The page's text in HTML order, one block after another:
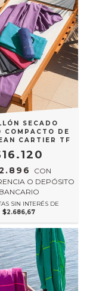
SECADO
COMPACTO DE
CARTIER TF
CON
O DEPÓSITO
BANCARIO
SIN INTERÉS DE
$2.686,67